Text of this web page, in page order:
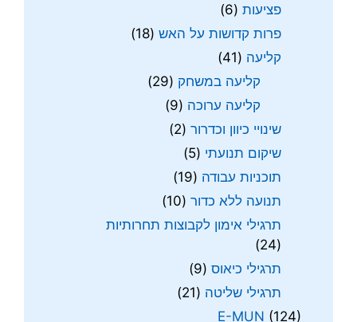
פציעות (6)
פרות קדושות על האש (18)
קליעה (41)
קליעה במשחק (29)
קליעה ערוכה (9)
שינויי כיוון וכדרור (2)
שיקום תנועתי (5)
תוכניות עבודה (19)
תנועה ללא כדור (10)
תרגילי אימון לקבוצות תחרותיות
(24)
תרגילי כיאוס (9)
תרגילי שליטה (21)
E-MUN (124)